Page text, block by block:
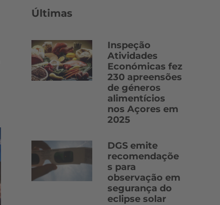
Últimas
Inspeção
Atividades
Económicas fez
230 apreensões
de géneros
alimentícios
nos Açores em
2025
DGS emite
recomendaçõe
s para
observação em
segurança do
eclipse solar